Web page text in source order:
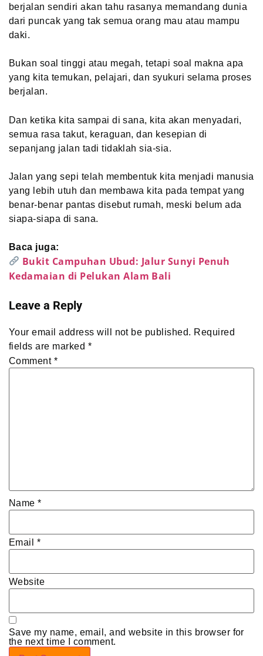
berjalan sendiri akan tahu rasanya memandang dunia
dari puncak yang tak semua orang mau atau mampu
daki.
Bukan soal tinggi atau megah, tetapi soal makna apa
yang kita temukan, pelajari, dan syukuri selama proses
berjalan.
Dan ketika kita sampai di sana, kita akan menyadari,
semua rasa takut, keraguan, dan kesepian di
sepanjang jalan tadi tidaklah sia-sia.
Jalan yang sepi telah membentuk kita menjadi manusia
yang lebih utuh dan membawa kita pada tempat yang
benar-benar pantas disebut rumah, meski belum ada
siapa-siapa di sana.
Baca juga:
Bukit Campuhan Ubud: Jalur Sunyi Penuh
Kedamaian di Pelukan Alam Bali
Leave a Reply
Your email address will not be published. Required
fields are marked *
Comment *
Name*
Email *
Website
Save my name, email, and website in this browser for
the next time I comment.